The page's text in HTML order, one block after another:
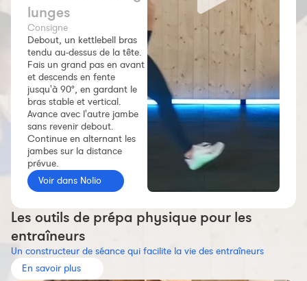
Constructeur de séances
Sportif Premium
L'équipe Nolio
FAQ
lunges
Consigne
Debout, un kettlebell bras
tendu au-dessus de la tête.
Fais un grand pas en avant
et descends en fente
jusqu'à 90°, en gardant le
bras stable et vertical.
Avance avec l'autre jambe
sans revenir debout.
Continue en alternant les
jambes sur la distance
prévue.
Voir dans Nolio
Les outils de prépa physique pour les
entraîneurs
Un constructeur de séance qui facilite la vie des entraîneurs
En savoir plus